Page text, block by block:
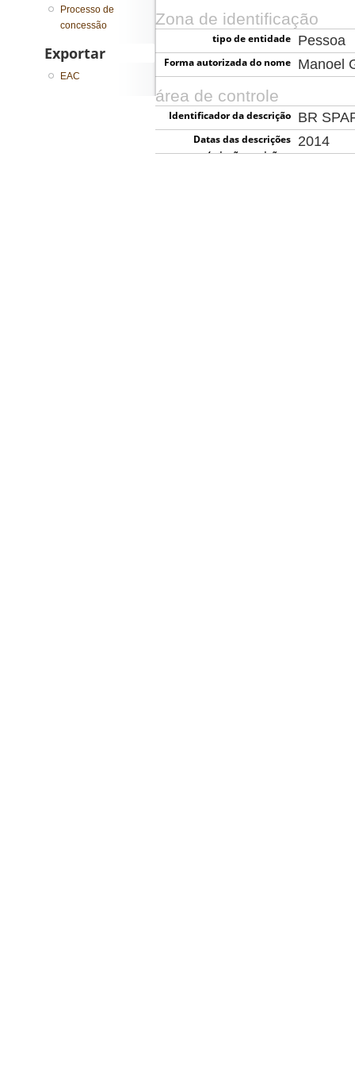
Zona de identificação
tipo de entidade Pessoa
Forma autorizada do nome Manoel
área de controle
Identificador da descrição BR
Datas das descrições
(criação, revisão e
2014
Processo de
concessão
Exportar
EAC